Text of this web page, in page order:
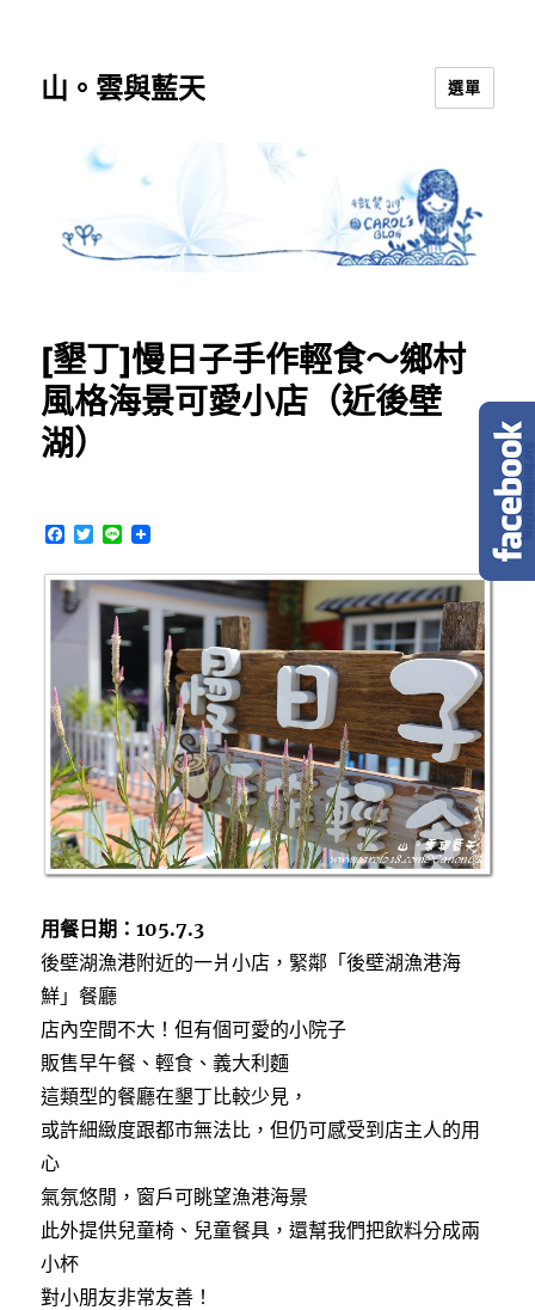
山。雲與藍天 選單
[墾丁]慢日子手作輕食～鄉村
風格海景可愛小店（近後壁
湖）
F
c
e
b
o
T
i
t
t
L
n
e
用餐日期：105.7.3
後壁湖漁港附近的一爿小店，緊鄰「後壁湖漁港海
鮮」餐廳
店內空間不大！但有個可愛的小院子
販售早午餐、輕食、義大利麵
這類型的餐廳在墾丁比較少見，
或許細緻度跟都市無法比，但仍可感受到店主人的用
心
氣氛悠閒，窗戶可眺望漁港海景
此外提供兒童椅、兒童餐具，還幫我們把飲料分成兩
小杯
對小朋友非常友善！